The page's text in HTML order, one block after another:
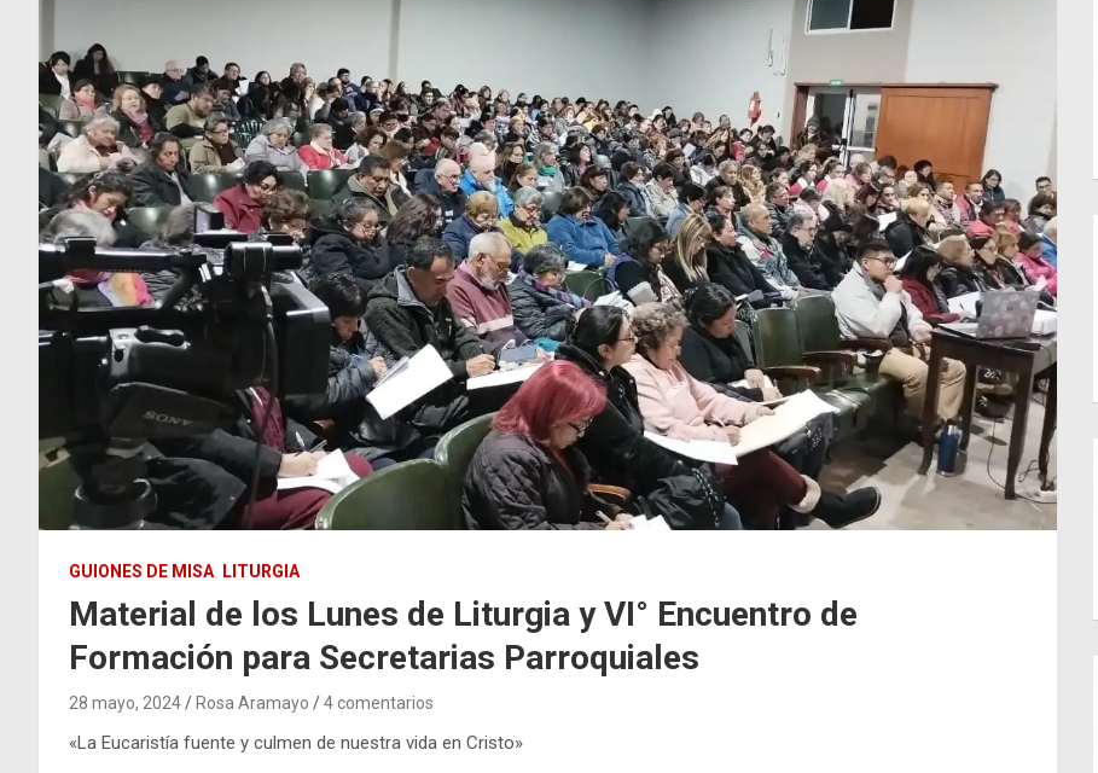
GUIONES DE MISA LITURGIA
Material de los Lunes de Liturgia y VI° Encuentro de
Formación para Secretarias Parroquiales
28 mayo, 2024 Rosa Aramayo 4 comentarios
«La Eucaristía fuente y culmen de nuestra vida en Cristo»